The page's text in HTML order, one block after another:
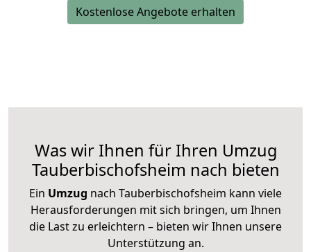
Kostenlose Angebote erhalten
Was wir Ihnen für Ihren Umzug
Tauberbischofsheim nach bieten
Ein Umzug nach Tauberbischofsheim kann viele
Herausforderungen mit sich bringen, um Ihnen
die Last zu erleichtern – bieten wir Ihnen unsere
Unterstützung an.